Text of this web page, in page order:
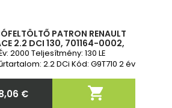
PATRON RENAULT
2.2 DCI 130, 701164-0002,
0002, 8200052297,
8200052297,
2000 Teljesítmény: 130 LE
2.2 DCi Kód: G9T710 2 év
Ár
€ 